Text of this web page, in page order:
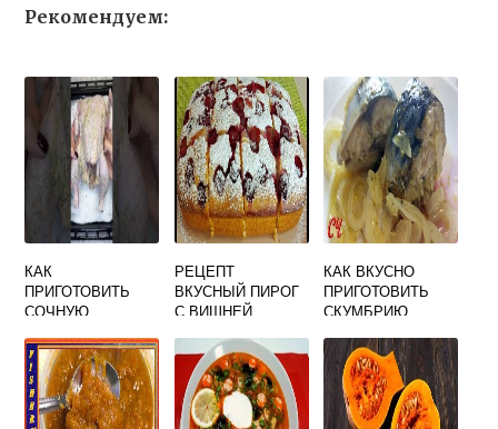
Рекомендуем:
КАК
ПРИГОТОВИТЬ
СОЧНУЮ
РЕЦЕПТ
ВКУСНЫЙ ПИРОГ
С ВИШНЕЙ
КАК ВКУСНО
ПРИГОТОВИТЬ
СКУМБРИЮ